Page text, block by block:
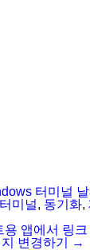
터미널
미널, 동기화,
앱에서 링크
변경하기
→